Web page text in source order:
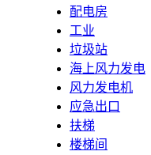
配电房
工业
垃圾站
海上风力发电
风力发电机
应急出口
扶梯
楼梯间